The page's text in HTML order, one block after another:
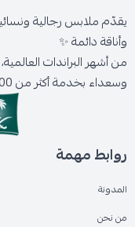
يقدّم ملابس رجالية
وأناقة دائمة ✨
من أشهر البراندات العالمية،
وسعداء بخدمة أكثر من 300,000 عميل حول المملكة.
روابط مهمة
المدونة
من نحن